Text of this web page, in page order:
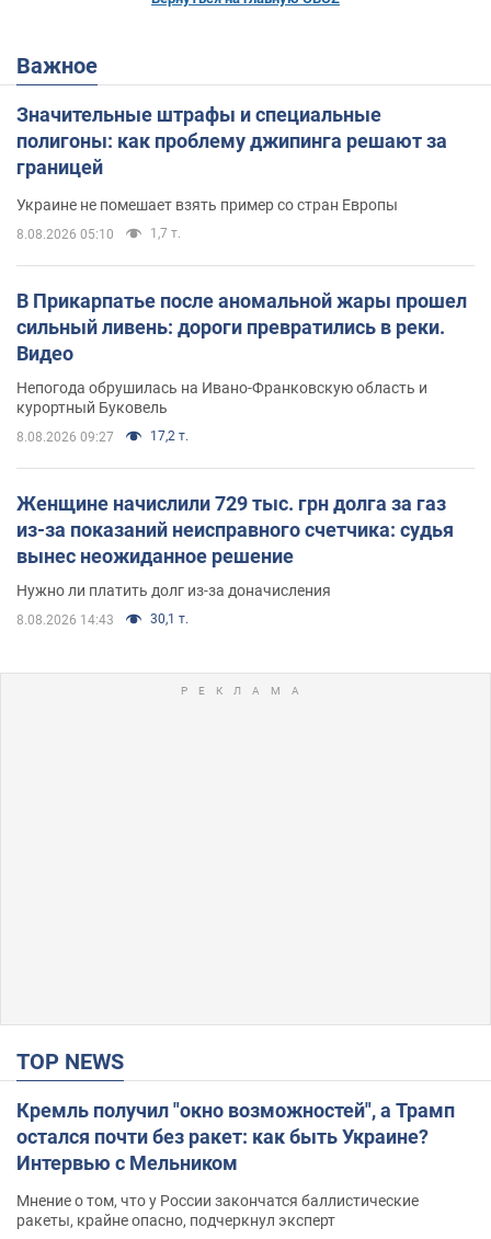
Важное
Значительные штрафы и специальные
полигоны: как проблему джипинга решают за
границей
Украине не помешает взять пример со стран Европы
8.08.2026 05:10 1,7 т.
В Прикарпатье после аномальной жары прошел
сильный ливень: дороги превратились в реки.
Видео
Непогода обрушилась на Ивано-Франковскую область и
курортный Буковель
8.08.2026 09:27 17,2 т.
Женщине начислили 729 тыс. грн долга за газ
из-за показаний неисправного счетчика: судья
вынес неожиданное решение
Нужно ли платить долг из-за доначисления
8.08.2026 14:43 30,1 т.
TOP NEWS
Кремль получил "окно возможностей", а Трамп
остался почти без ракет: как быть Украине?
Интервью с Мельником
Мнение о том, что у России закончатся баллистические
ракеты, крайне опасно, подчеркнул эксперт